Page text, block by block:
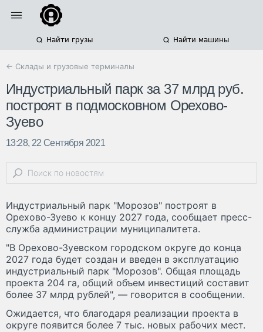
Найти грузы Найти машины
← Склады и грузовые терминалы
Индустриальный парк за 37 млрд руб.
построят в подмосковном Орехово-
Зуево
13:28, 22 Сентября 2021
Индустриальный парк "Морозов" построят в
Орехово-Зуево к концу 2027 года, сообщает пресс-
служба администрации муниципалитета.
"В Орехово-Зуевском городском округе до конца
2027 года будет создан и введен в эксплуатацию
индустриальный парк "Морозов". Общая площадь
проекта 204 га, общий объем инвестиций составит
более 37 млрд рублей", — говорится в сообщении.
Ожидается, что благодаря реализации проекта в
округе появится более 7 тыс. новых рабочих мест.